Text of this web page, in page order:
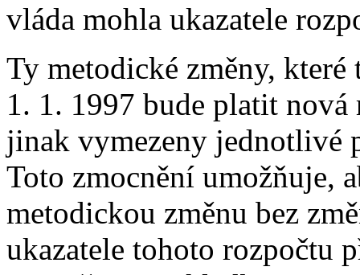
vláda mohla ukazatele
Ty metodické změny,
1. 1. 1997 bude platit
jinak vymezeny jednotlivé
Toto zmocnění umožňuje,
metodickou změnu bez
ukazatele tohoto rozpočtu